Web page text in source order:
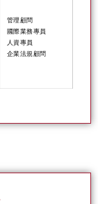
管理顧問
國際業務專員
人資專員
企業法規顧問